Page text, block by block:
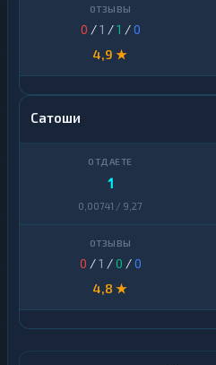
0 /1 /1 /0
4,9 ★
Сатоши
1
0,00741 / 9,27
0 /1 /0 /0
4,8 ★